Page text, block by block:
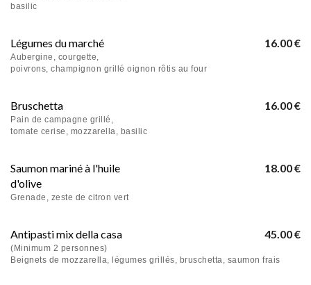
basilic
16.00 €
Légumes du marché
Aubergine, courgette,
poivrons, champignon grillé oignon rôtis au four
16.00 €
Bruschetta
Pain de campagne grillé,
tomate cerise, mozzarella, basilic
18.00 €
Saumon mariné à l'huile
d'olive
Grenade, zeste de citron vert
45.00 €
Antipasti mix della casa
(Minimum 2 personnes)
Beignets de mozzarella, légumes grillés, bruschetta, saumon frais